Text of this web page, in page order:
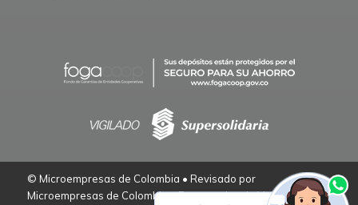
© Microempresas de Colombia • Revisado por
Microempresas de Colombia – Empresarios de Verdad.